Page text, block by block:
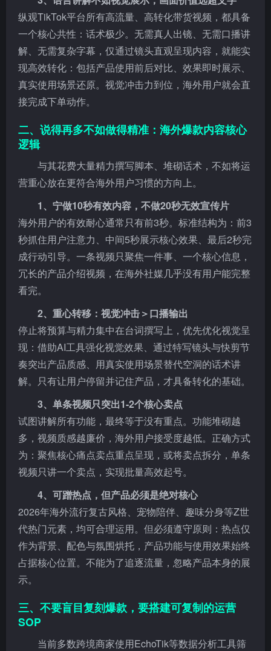
纵观TikTok平台所有高流量、高转化带货视频，都具备
一个核心共性：话术极少。无需真人出镜、无需口播讲
解、无需复杂字幕，仅通过镜头直观呈现内容，就能实
现高效转化：包括产品使用前后对比、效果即时展示、
真实使用场景还原。视觉冲击力到位，海外用户就会直
接完成下单动作。
二、说得再多不如做得精准：海外爆款内容核心
逻辑
与其花费大量精力撰写脚本、堆砌话术，不如将运
营重心放在更符合海外用户习惯的方向上。
1、宁做10秒有效内容，不做20秒无效宣传片
海外用户的有效耐心通常只有前3秒。标准结构为：前3
秒抓住用户注意力、中间5秒展示核心效果、最后2秒完
成行动引导。一条视频只聚焦一件事、一个核心信息，
冗长的产品介绍视频，在海外社媒几乎没有用户能完整
看完。
2、重心转移：视觉冲击＞口播输出
停止将预算与精力集中在台词撰写上，优先优化视觉呈
现：借助AI工具强化视觉效果、通过特写镜头与快剪节
奏突出产品质感、用真实使用场景替代空洞的话术讲
解。只有让用户停留并记住产品，才具备转化的基础。
3、单条视频只突出1-2个核心卖点
试图讲解所有功能，最终等于没有重点。功能堆砌越
多，视频质感越廉价，海外用户接受度越低。正确方式
为：聚焦核心痛点卖点重点呈现，或将卖点拆分，单条
视频只讲一个卖点，实现批量高效起号。
4、可蹭热点，但产品必须是绝对核心
2026年海外流行复古风格、宠物陪伴、趣味分身等Z世
代热门元素，均可合理运用。但必须遵守原则：热点仅
作为背景、配色与氛围烘托，产品功能与使用效果始终
占据核心位置。不能为了追逐流量，忽略产品本身的展
示。
三、不要盲目复刻爆款，要搭建可复制的运营
SOP
当前多数跨境商家使用EchoTik等数据分析工具筛